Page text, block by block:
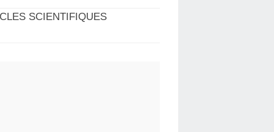
SCIENTIFIQUES